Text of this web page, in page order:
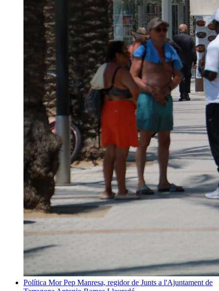
Política Mor Pep Manresa, regidor de Junts a l'Ajuntament de